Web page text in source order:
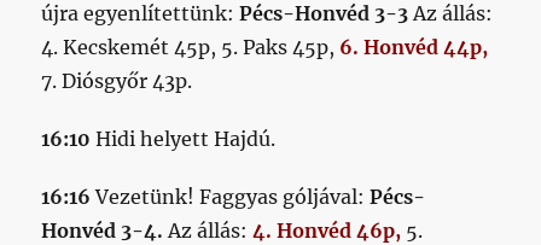
újra egyenlítettünk:Pécs-Honvéd 3-3Az állás:
4. Kecskemét 45p, 5. Paks 45p, 6. Honvéd 44p,
7. Diósgyőr 43p.
16:10 Hidi helyett Hajdú.
16:16 Vezetünk! Faggyas góljával:Pécs-
Honvéd 3-4. Az állás:4. Honvéd 46p, 5.